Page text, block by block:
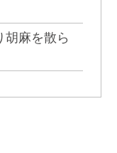
胡麻を散ら